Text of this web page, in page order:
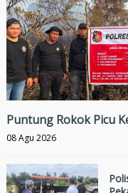
Puntung Rokok Picu
08 Agu 2026